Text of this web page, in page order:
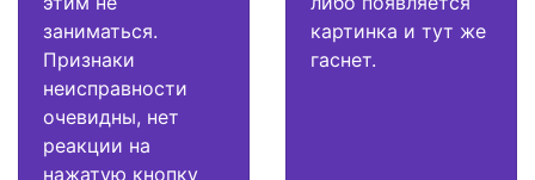
заниматься.
Признаки
неисправности
очевидны, нет
реакции на
нажатую кнопку
картинка и тут же
гаснет.